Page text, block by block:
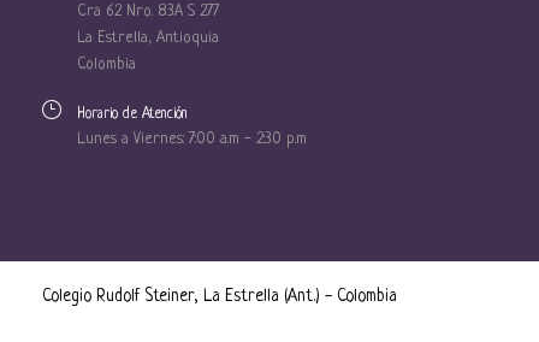
Cra 62 Nro. 83A S 277
La Estrella, Antioquia
Colombia
Horario de Atención
Lunes a Viernes: 7:00 a.m - 2:30 p.m
Colegio Rudolf Steiner, La Estrella (Ant.) - Colombia